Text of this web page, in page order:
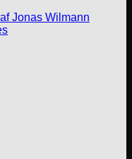
Jonas Wilmann